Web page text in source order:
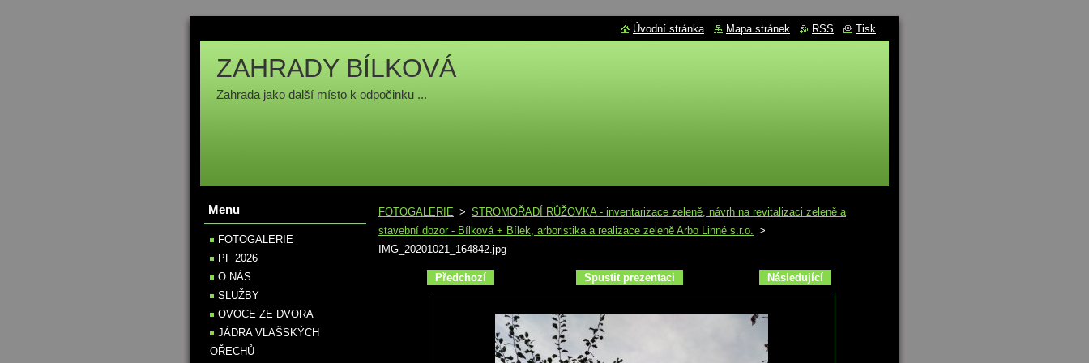
ZAHRADY BÍLKOVÁ
Zahrada jako další místo k odpočinku ...
FOTOGALERIE > STROMOŘADÍ RŮŽOVKA - inventarizace zeleně, návrh na revitalizaci zeleně a
stavební dozor - Bílková + Bílek, arboristika a realizace zeleně Arbo Linné s.r.o. >
IMG_20201021_164842.jpg
Předchozí Spustit prezentaci Následující
Menu
FOTOGALERIE
PF 2026
O NÁS
SLUŽBY
OVOCE ZE DVORA
JÁDRA VLAŠSKÝCH
OŘECHŮ
Úvodní stránka Mapa stránek RSS Tisk